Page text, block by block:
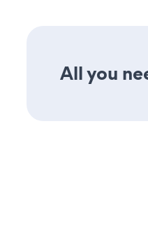
All you